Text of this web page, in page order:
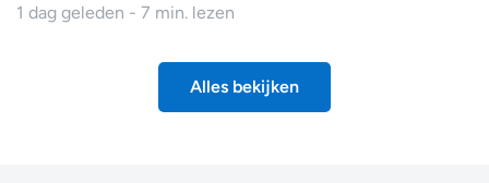
1 dag geleden - 7 min. lezen
Alles bekijken